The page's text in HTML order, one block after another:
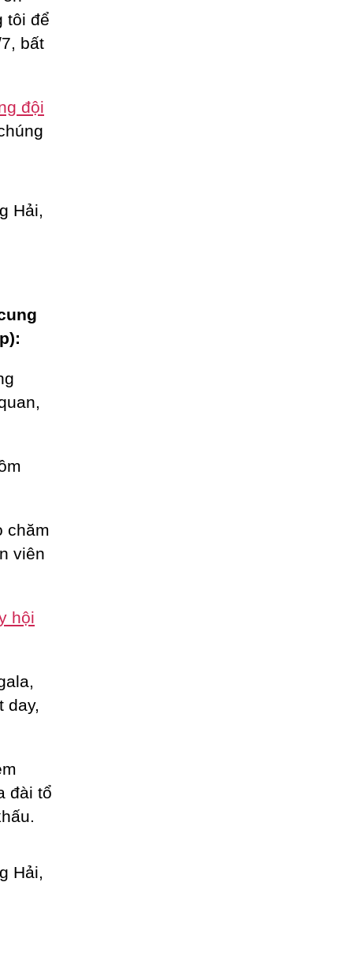
tôi để
bất
đội
chăm
viên
hội
day,
đài tổ